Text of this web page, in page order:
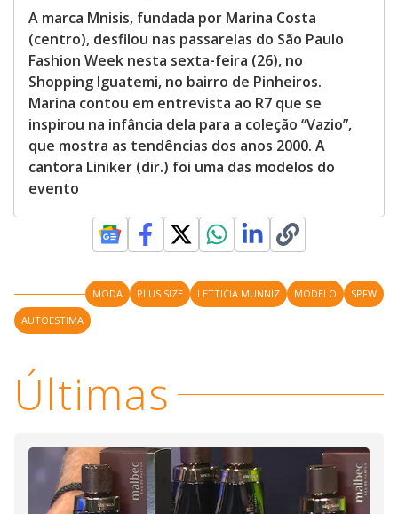
A marca Mnisis, fundada por Marina Costa
(centro), desfilou nas passarelas do São Paulo
Fashion Week nesta sexta-feira (26), no
Shopping Iguatemi, no bairro de Pinheiros.
Marina contou em entrevista ao R7 que se
inspirou na infância dela para a coleção “Vazio”,
que mostra as tendências dos anos 2000. A
cantora Liniker (dir.) foi uma das modelos do
evento
MODA PLUS SIZE LETTICIA MUNNIZ MODELO
SPFW
AUTOESTIMA
Últimas